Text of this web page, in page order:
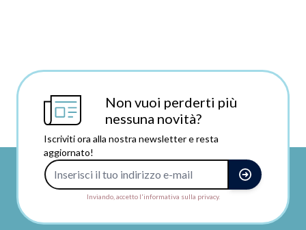
Non vuoi perderti più
nessuna novità?
Iscriviti ora alla nostra newsletter e resta
aggiornato!
Inviando, accetto l'informativa sulla privacy.